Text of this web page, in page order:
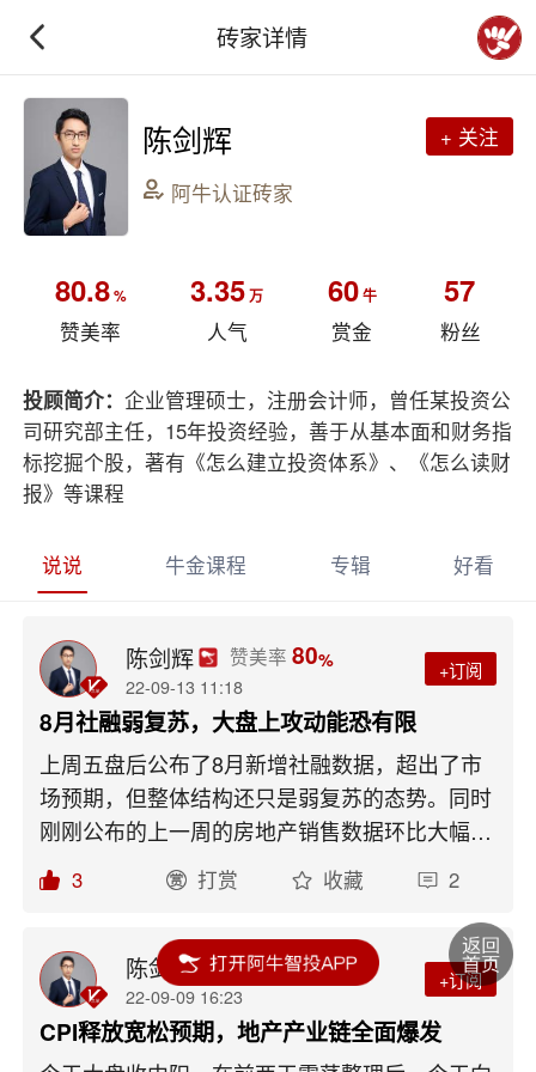
砖家详情
陈剑辉
阿牛认证砖家
+ 关注
80.8%
赞美率
3.35万
人气
60牛
赏金
57
粉丝
投顾简介：企业管理硕士，注册会计师，曾任某投资公
司研究部主任，15年投资经验，善于从基本面和财务指
标挖掘个股，著有《怎么建立投资体系》、《怎么读财
报》等课程
说说 牛金课程 专辑 好看
陈剑辉 赞美率 80%
22-09-13 11:18
+订阅
8月社融弱复苏，大盘上攻动能恐有限
上周五盘后公布了8月新增社融数据，超出了市
场预期，但整体结构还只是弱复苏的态势。同时
刚刚公布的上一周的房地产销售数据环比大幅回
落。所以笔者认为，大盘虽然上周五有了一次突
破性的上攻，但继续上攻的动能恐有限。这两天
大盘可能会重新进入震荡态势，以等待周五的经
济数据。图一、上证指数日线图来源：点掌财经
社融数据超预期，但结构弱复苏8月社融数据上
周五盘后公布，新增社融2.43万亿元，超出市场
预期的2.04万亿元，总量超出了市场预期。不过
3 打赏 收藏 2
陈剑辉 赞美率80%
22-09-09 16:23
+订阅
CPI释放宽松预期，地产产业链全面爆发